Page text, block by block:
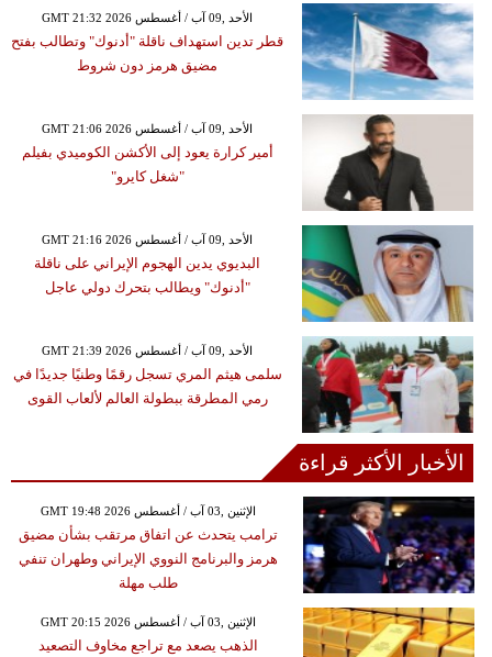
GMT 21:32 2026 الأحد ,09 آب / أغسطس
قطر تدين استهداف ناقلة "أدنوك" وتطالب بفتح
مضيق هرمز دون شروط
GMT 21:06 2026 الأحد ,09 آب / أغسطس
أمير كرارة يعود إلى الأكشن الكوميدي بفيلم
"شغل كايرو"
GMT 21:16 2026 الأحد ,09 آب / أغسطس
البديوي يدين الهجوم الإيراني على ناقلة
"أدنوك" ويطالب بتحرك دولي عاجل
GMT 21:39 2026 الأحد ,09 آب / أغسطس
سلمى هيثم المري تسجل رقمًا وطنيًا جديدًا في
رمي المطرقة ببطولة العالم لألعاب القوى
الأخبار الأكثر قراءة
GMT 19:48 2026 الإثنين ,03 آب / أغسطس
ترامب يتحدث عن اتفاق مرتقب بشأن مضيق
هرمز والبرنامج النووي الإيراني وطهران تنفي
طلب مهلة
GMT 20:15 2026 الإثنين ,03 آب / أغسطس
الذهب يصعد مع تراجع مخاوف التصعيد